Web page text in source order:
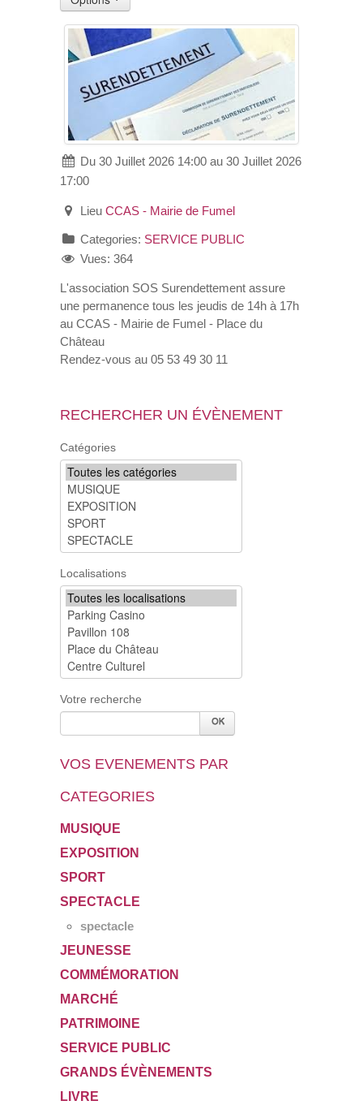
VOS DEMARCHES
VIE SCOLAIRE
SOCIAL
SPORTS ET LOISIRS
CULTURE ET PATRIMOINE
DÉCISIONS & DÉLIBÉRATIONS
RENDEZ-VOUS EN LIGNE
Du 30 Juillet 2026 14:00 au 30 Juillet 2026
17:00
Lieu CCAS - Mairie de Fumel
Categories: SERVICE PUBLIC
Vues: 364
L'association SOS Surendettement assure
une permanence tous les jeudis de 14h à 17h
au CCAS - Mairie de Fumel - Place du
Château
Rendez-vous au 05 53 49 30 11
RECHERCHER UN ÉVÈNEMENT
Catégories
Localisations
Votre recherche
VOS EVENEMENTS PAR
CATEGORIES
MUSIQUE
EXPOSITION
SPORT
SPECTACLE
spectacle
JEUNESSE
COMMÉMORATION
MARCHÉ
PATRIMOINE
SERVICE PUBLIC
GRANDS ÉVÈNEMENTS
LIVRE